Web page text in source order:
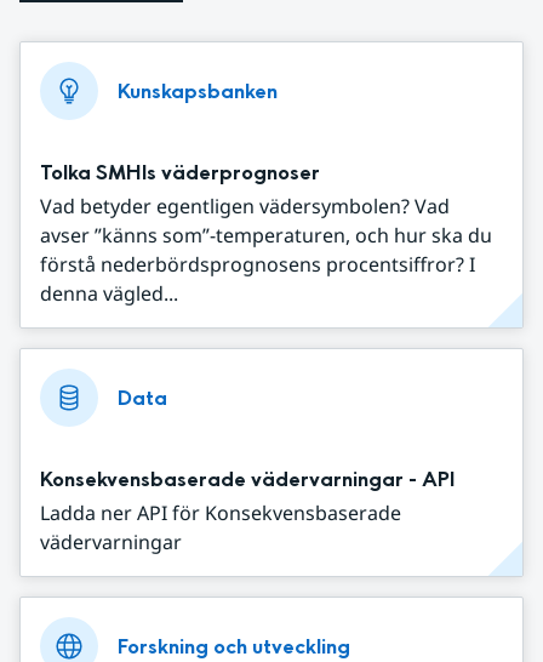
Kunskapsbanken
Tolka SMHIs väderprognoser
Vad betyder egentligen vädersymbolen? Vad
avser ”känns som”-temperaturen, och hur ska du
förstå nederbördsprognosens procentsiffror? I
denna vägled...
Data
Konsekvensbaserade vädervarningar - API
Ladda ner API för Konsekvensbaserade
vädervarningar
Forskning och utveckling